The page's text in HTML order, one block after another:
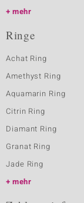
mehr
Ringe
Achat Ring
Amethyst Ring
Aquamarin Ring
Citrin Ring
Diamant Ring
Granat Ring
Jade Ring
mehr